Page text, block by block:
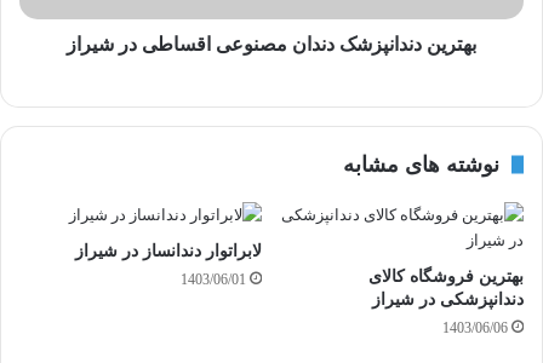
ا
بهترین دندانپزشک دندان مصنوعی اقساطی در شیراز
نوشته های مشابه
بهترین فروشگاه کالای
دندانپزشکی در شیراز
1403/06/06
لابراتوار دندانساز در شیراز
1403/06/01